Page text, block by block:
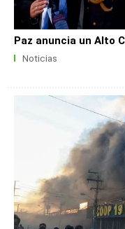
Paz anuncia un Alto
Noticias